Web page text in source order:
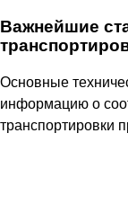
Важнейшие
Основные
информацию о
транспортировки